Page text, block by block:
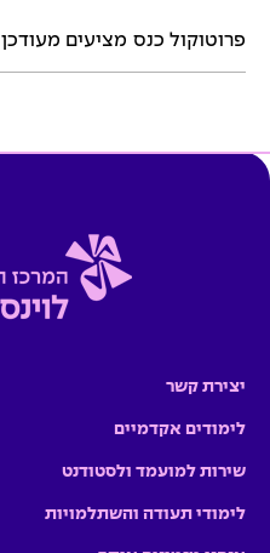
פרוטוקול כנס מציעים מעודכן
יצירת קשר
לימודים אקדמיים
שירות למועמד ולסטודנט
לימודי תעודה והשתלמויות